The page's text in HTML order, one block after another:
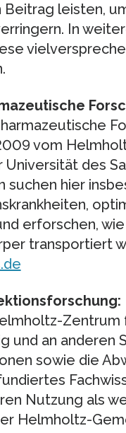
leisten,
In
vom
des
suchen hier
erforschen,
transportiert
und an anderen
sowie die
Nutzung als
Helmholtz-